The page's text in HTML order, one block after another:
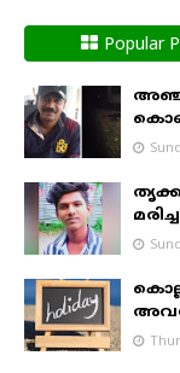
Popular